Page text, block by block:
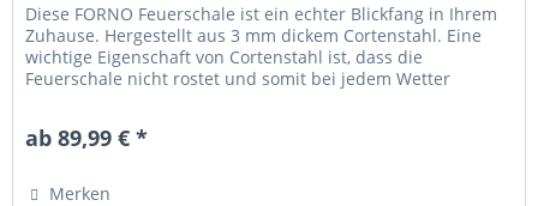
Diese FORNO Feuerschale ist ein echter Blickfang in Ihrem
Zuhause. Hergestellt aus 3 mm dickem Cortenstahl. Eine
wichtige Eigenschaft von Cortenstahl ist, dass die
Feuerschale nicht rostet und somit bei jedem Wetter
ab 89,99 € *
Merken